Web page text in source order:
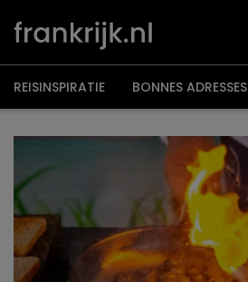
naar
inhoud
REISINSPIRATIE BONNES ADRESSES